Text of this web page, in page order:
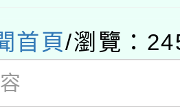
單位及節水達
廟祈福系列
航」
園地景藝術
首頁/瀏覽：